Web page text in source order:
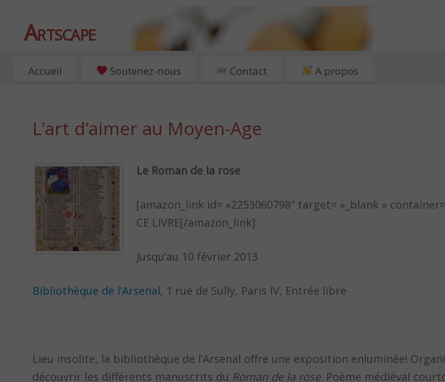
Artscape
EXPOSITIONS, ART ET CULTURE À PARIS
Accueil Soutenez-nous Contact A propos
L’art d’aimer au Moyen-Age
Le Roman de la rose
[amazon_link id= »2253060798″ target= »_blank »
CE LIVRE[/amazon_link]
Jusqu’au 10 février 2013
Bibliothèque de l’Arsenal, 1 rue de Sully, Paris IV, Entrée libre
Lieu insolite, la bibliothèque de l’Arsenal offre une exposition enluminée!
découvrir les différents manuscrits du Roman de la rose. Poème médiéval